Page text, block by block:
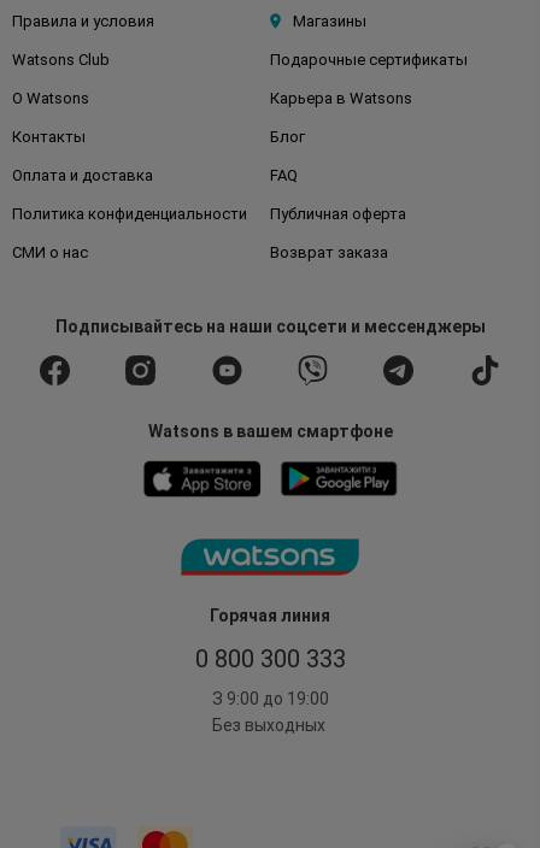
Горячая линия
0 800 300 333
З 9:00 до 19:00
Без выходных
Правила и условия Магазины
Watsons Club Подарочные сертификаты
О Watsons Карьера в Watsons
Контакты Блог
Оплата и доставка FAQ
Политика конфиденциальности Публичная оферта
СМИ о нас Возврат заказа
Подписывайтесьна наши соцсети и мессенджеры
Watsons в вашем смартфоне